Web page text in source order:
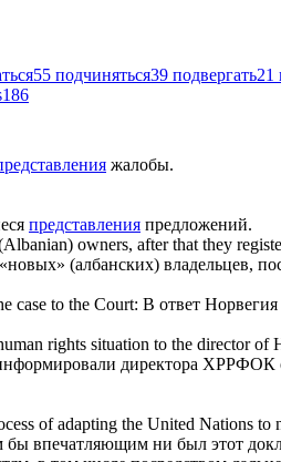
55 подчиняться39 подвергать21
186
жалобы.
представления предложений.
owners, after that they
(албанских) владельцев,
case to the Court: В ответ Норвегия
rights situation to the director
директора ХРРФОК
of adapting the United Nations
впечатляющим ни был этот